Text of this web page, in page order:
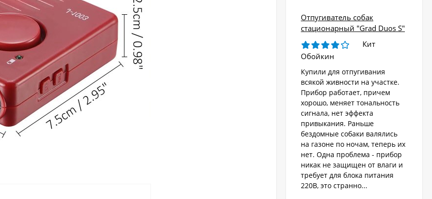
Отпугиватель собак
стационарный "Grad Duos S"
Кит
Обойкин
Купили для отпугивания
всякой живности на участке.
Прибор работает, причем
хорошо, меняет тональность
сигнала, нет эффекта
привыкания. Раньше
бездомные собаки валялись
на газоне по ночам, теперь их
нет. Одна проблема - прибор
никак не защищен от влаги и
требует для блока питания
220В, это странно...
Стационарный
отпугиватель животных
«AR-2403 Solar»
4 570₽